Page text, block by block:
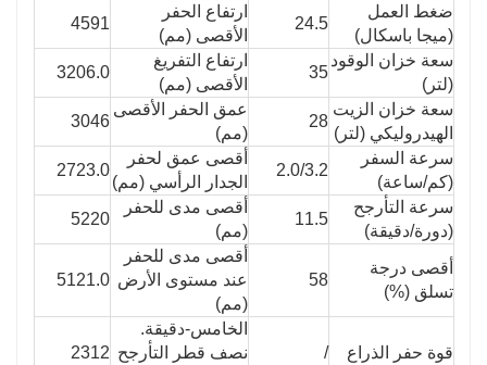
ضغط العمل
(ميجا باسكال)
24.5
ارتفاع الحفر
الأقصى (مم)
4591
سعة خزان الوقود
(لتر)
35
ارتفاع التفريغ
الأقصى (مم)
3206.0
سعة خزان الزيت
الهيدروليكي (لتر)
28
عمق الحفر الأقصى
(مم)
3046
سرعة السفر
(كم/ساعة)
2.0/3.2
أقصى عمق لحفر
الجدار الرأسي (مم)
2723.0
سرعة التأرجح
(دورة/دقيقة)
11.5
أقصى مدى للحفر
(مم)
5220
أقصى درجة
تسلق (%)
58
أقصى مدى للحفر
عند مستوى الأرض
(مم)
5121.0
قوة حفر الذراع /
الخامس-دقيقة.
نصف قطر التأرجح 2312